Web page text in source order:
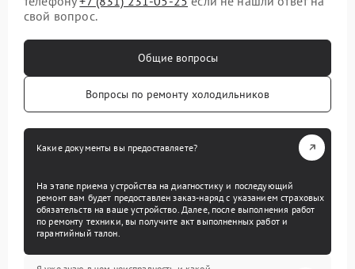
свой вопрос.
Общие вопросы
Вопросы по ремонту холодильников
Какие документы вы предоставляете?
На этапе приема устройства на диагностику и последующий
ремонт вам будет предоставлен заказ-наряд с указанием страховых
обязательств на ваше устройство. Далее, после выполнения работ
по ремонту техники, вы получите акт выполненных работ и
гарантийный талон.